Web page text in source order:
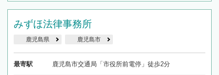
みずほ法律事務所
鹿児島県 鹿児島市
最寄駅 鹿児島市交通局「市役所前電停」徒歩2分